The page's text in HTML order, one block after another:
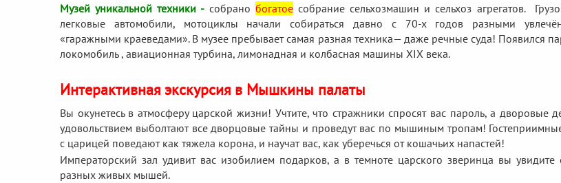
Музей уникальной техники - собрано богатоесобрание сельхозмашин и сельхоз агрегатов.
легковые автомобили, мотоциклы начали собираться давно с 70-х годов разными
«гаражными краеведами». В музее пребывает самая разная техника— даже речные суда! Появился
локомобиль , авиационная турбина, лимонадная и колбасная машины XIX века.
Интерактивная экскурсия в Мышкины палаты
Вы окунетесь в атмосферу царской жизни! Учтите, что стражники спросят вас пароль, а дворовые
удовольствием выболтают все дворцовые тайны и проведут вас по мышиным тропам!
с царицей поведают как тяжела корона, и научат вас, как уберечься от кошачьих напастей!
Императорский зал удивит вас изобилием подарков, а в темноте царского зверинца вы увидите
разных живых мышей.